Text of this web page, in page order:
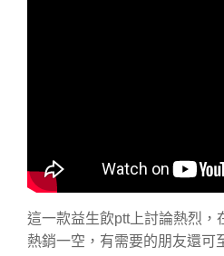
這一款益生飲ptt上討論熱烈，
熱銷一空，有需要的朋友還可